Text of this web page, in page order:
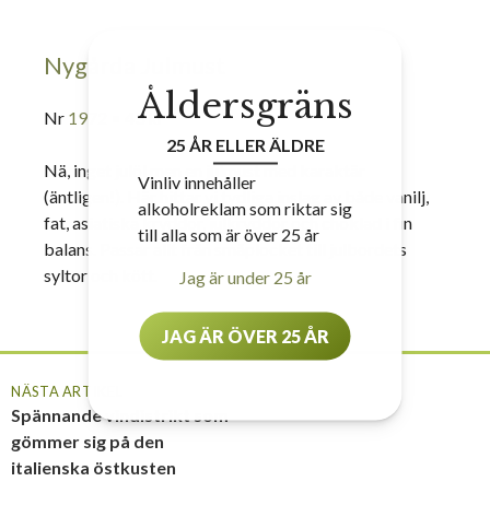
Nygårda Julmust
Nr 1972 • 43 kr
Nä, inget julöl men en julmust med karaktär
(äntligen!). Här hittar vi tydliga inslag av både vanilj,
fat, asiatiska kryddor, julkryddor och choklad i fin
balans. Passar allt från småplocket till julbordets
syltor och kött.
NÄSTA ARTIKEL
Spännande vindistrikt som
gömmer sig på den
italienska östkusten
Åldersgräns
25 ÅR ELLER ÄLDRE
Vinliv innehåller
alkoholreklam som riktar sig
till alla som är över 25 år
Jag är under 25 år
JAG ÄR ÖVER 25 ÅR